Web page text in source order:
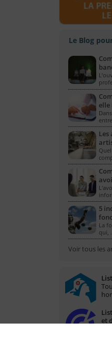
Le Blog
elle
Les
5
La
qui,
Voir tous les
et